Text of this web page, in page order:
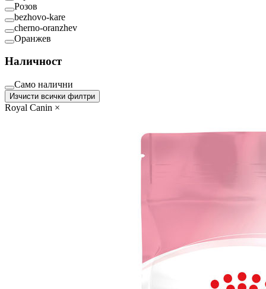
Розов
bezhovo-kare
cherno-oranzhev
Оранжев
Наличност
Само налични
Изчисти всички филтри
Royal Canin ×